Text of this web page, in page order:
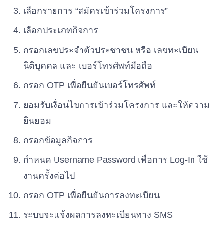
เลือกรายการ “สมัครเข้าร่วมโครงการ”
เลือกประเภทกิจการ
กรอกเลขประจำตัวประชาชน หรือ เลขทะเบียน
นิติบุคคล และ เบอร์โทรศัพท์มือถือ
กรอก OTP เพื่อยืนยันเบอร์โทรศัพท์
ยอมรับเงื่อนไขการเข้าร่วมโครงการ และให้ความ
ยินยอม
กรอกข้อมูลกิจการ
กำหนด Username Password เพื่อการ Log-In ใช้
งานครั้งต่อไป
กรอก OTP เพื่อยืนยันการลงทะเบียน
ระบบจะแจ้งผลการลงทะเบียนทาง SMS